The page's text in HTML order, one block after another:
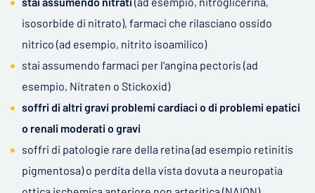
isosorbide di nitrato), farmaci che rilasciano ossido
nitrico (ad esempio, nitrito isoamilico)
stai assumendo farmaci per l'angina pectoris (ad
esempio, Nitraten o Stickoxid)
soffri di altri gravi problemi cardiaci o di problemi epatici
o renali moderati o gravi
soffri di patologie rare della retina (ad esempio retinitis
pigmentosa) o perdita della vista dovuta a neuropatia